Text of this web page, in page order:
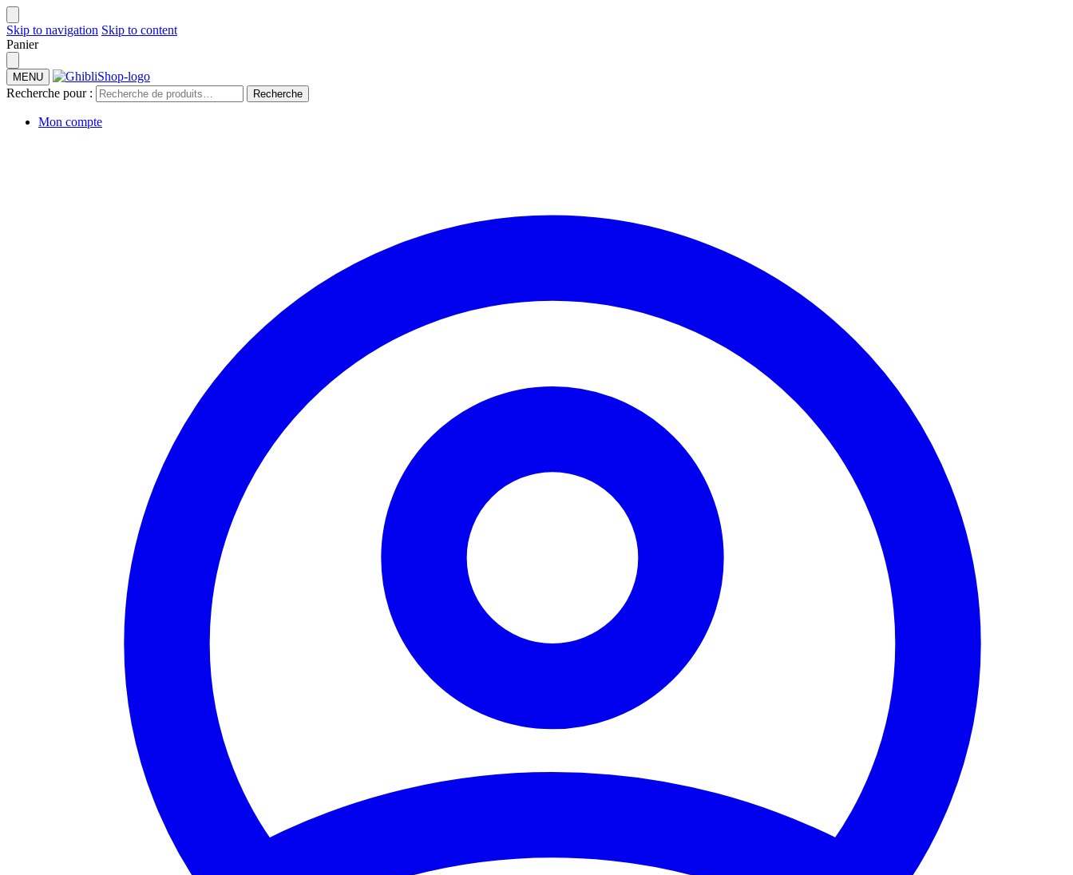
Skip to navigation Skip to content
Panier
MENU
Recherche pour : Recherche
Mon compte